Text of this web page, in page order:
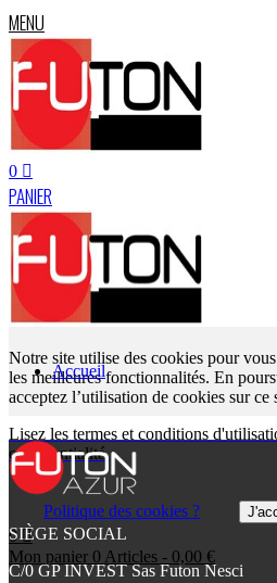
MENU
0
PANIER
Notre site utilise des cookies pour
les meilleures fonctionnalités. En
acceptez l’utilisation de cookies sur ce
Lisez les termes et conditions
confidentialité.
Politique des cookies ?
0
Mon panier 0 Articles - 0,00 €
Accueil
SIÈGE SOCIAL
C/0 GP INVEST Sas Futon Nesci